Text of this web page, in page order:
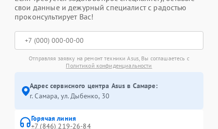
свои данные и дежурный специалист с радостью
проконсультирует Вас!
Отправляя заявку на ремонт техники Asus, Вы соглашаетесь с
Политикой конфиденциальности
Адрес сервисного центра Asus в Самаре:
г. Самара, ул. Дыбенко, 30
Горячая линия
+7 (846) 219-26-84